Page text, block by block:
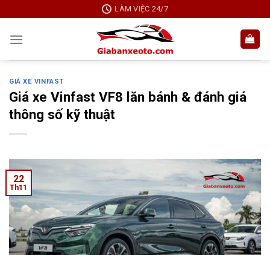
to
content
LÀM VIỆC 24/7
GIÁ XE VINFAST
Giá xe Vinfast VF8 lăn bánh & đánh giá
thông số kỹ thuật
22
Th11